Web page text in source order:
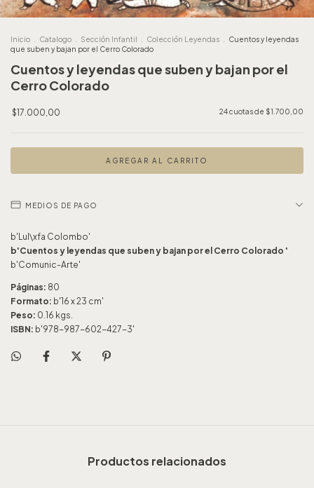
Inicio Catalogo Sección Infantil Colección Leyendas
Cuentos y leyendas
que suben y bajan por el Cerro Colorado
Cuentos y leyendas que suben y bajan por el
Cerro Colorado
$17.000,00 24cuotas de $1.700,00
MEDIOS DE PAGO
b'Lul\xfa Colombo'
b'Cuentos y leyendas que suben y bajan por el Cerro Colorado '
b'Comunic-Arte'
Páginas: 80
Formato: b'16 x 23 cm'
Peso: 0.16 kgs.
ISBN: b'978-987-602-427-3'
Productos relacionados